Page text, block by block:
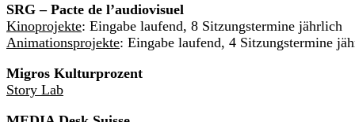
SRG – Pacte de l’audiovisuel
Kinoprojekte: Eingabe laufend, 8 Sitzungstermine jährlich
Animationsprojekte: Eingabe laufend, 4 Sitzungstermine
Migros Kulturprozent
Story Lab